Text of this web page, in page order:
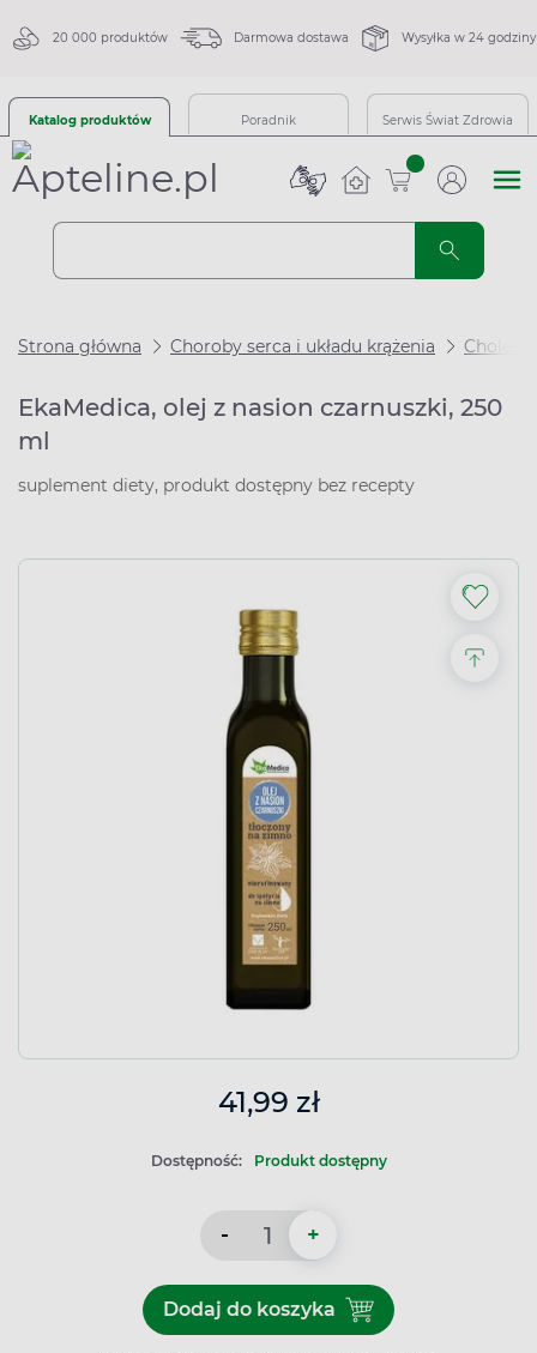
20 000 produktów Darmowa dostawa Wysyłka w 24 godziny
Katalog produktów Poradnik Serwis Świat Zdrowia
sztuk
Strona główna Choroby serca i układu krążenia
EkaMedica, olej z nasion czarnuszki, 250
ml
suplement diety, produkt dostępny bez recepty
41,99 zł
Dostępność: Produkt dostępny
- +
Dodaj do koszykaDodaj do koszyka